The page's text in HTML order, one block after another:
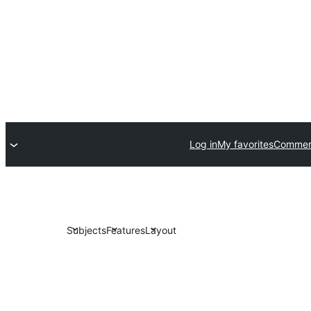
My favorites
Log in
Layout
Features
Subjects